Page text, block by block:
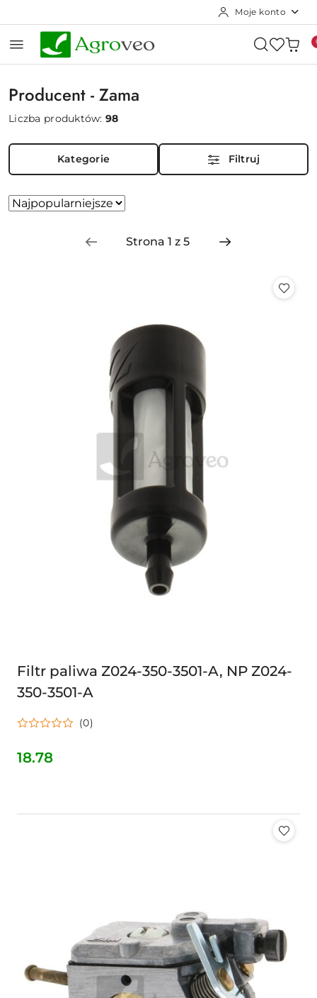
Moje konto
Producent - Zama
Liczba produktów:98
Kategorie Filtruj
Zastosowano
Najpopularniejsze.
Sortuj
Filtr paliwa Z024-350-3501-A, NP Z024-
350-3501-A
(0)
Cena:
18.78